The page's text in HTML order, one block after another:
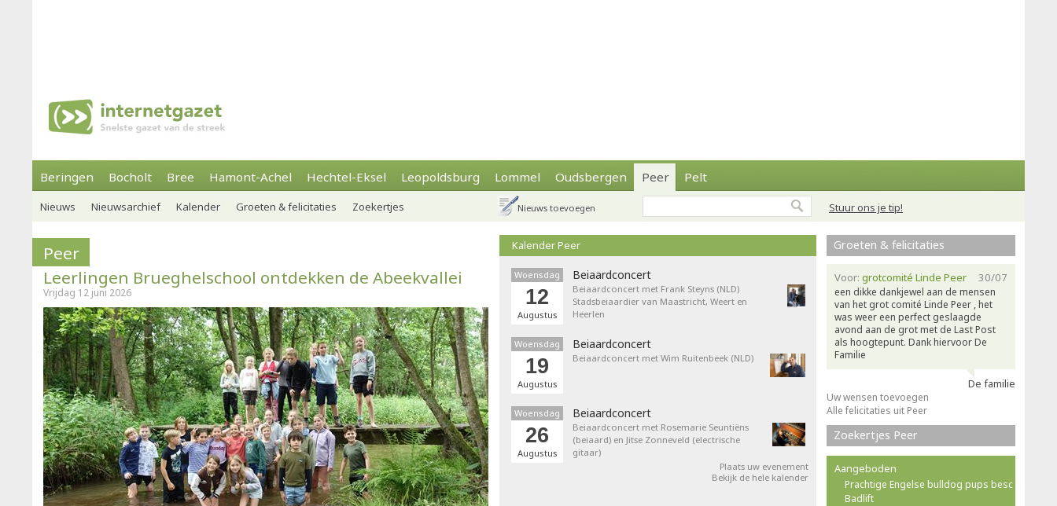
Beringen Bocholt Bree Hamont-Achel Hechtel-Eksel Leopoldsburg Lommel Oudsbergen Peer Pelt
Stuur ons je tip!
Nieuws Nieuwsarchief Kalender Groeten & felicitaties Zoekertjes Nieuws toevoegen
Peer
Leerlingen Brueghelschool ontdekken de Abeekvallei
Vrijdag 12 juni 2026
Kalender Peer
Woensdag
12
Augustus
Beiaardconcert
Beiaardconcert met Frank Steyns (NLD)
Stadsbeiaardier van Maastricht, Weert en
Heerlen
Woensdag
19
Augustus
Beiaardconcert
Beiaardconcert met Wim Ruitenbeek (NLD)
Woensdag
26
Augustus
Beiaardconcert
Beiaardconcert met Rosemarie Seuntiëns
(beiaard) en Jitse Zonneveld (electrische
gitaar)
Plaats uw evenement
Bekijk de hele kalender
Groeten & felicitaties
30/07
Voor: grotcomité Linde Peer
een dikke dankjewel aan de mensen
van het grot comité Linde Peer , het
was weer een perfect geslaagde
avond aan de grot met de Last Post
als hoogtepunt. Dank hiervoor De
Familie
De familie
Uw wensen toevoegen
Alle felicitaties uit Peer
Zoekertjes Peer
Aangeboden
Prachtige Engelse bulldog pups besc
Badlift